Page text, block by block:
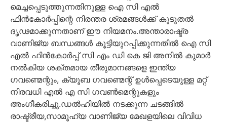
മെച്ചപ്പെടുത്തുന്നതിനുള്ള ഐ സി എല്‍
ഫിന്‍കോര്‍പ്പിന്റെ നിരന്തര ശ്രമങ്ങള്‍ക്ക് കൂടുതല്‍
ദൃഢമാക്കുന്നതാണ് ഈ നിയമനം.അന്താരാഷ്ട്ര
വാണിജ്യ ബന്ധങ്ങള്‍ കൂട്ടിയുറപ്പിക്കുന്നതില്‍ ഐ സി
എല്‍ ഫിന്‍കോര്‍പ്പ് സി എം ഡി കെ ജി അനില്‍ കുമാര്‍
നല്‍കിയ ശക്തമായ തീരുമാനങ്ങളെ ഇന്ത്യ
ഗവണ്മെന്റും, ക്യൂബ ഗവണ്മെന്റ് ഉള്‍പ്പെടെയുള്ള മറ്റ്
നിരവധി എല്‍ എ സി ഗവണ്‍മെന്റുകളും
അംഗീകരിച്ചു.ഡല്‍ഹിയില്‍ നടക്കുന്ന ചടങ്ങില്‍
രാഷ്ട്രീയ,സാമൂഹ്യ വാണിജ്യ മേഖളയിലെ വിവിധ